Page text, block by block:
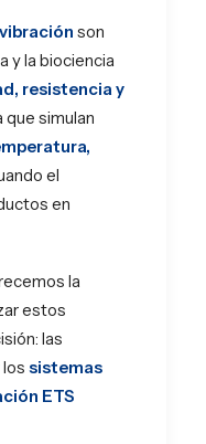
son
y la biociencia
resistencia y
simulan
el
en
la
estos
las
los sistemas
ETS